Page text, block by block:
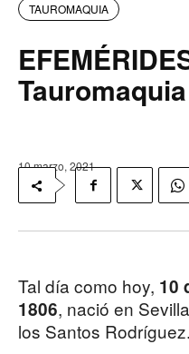
TAUROMAQUIA
Tauromaquia
10 marzo, 2021
Tal día como hoy, 10
1806, nació en
los Santos Rodríguez.